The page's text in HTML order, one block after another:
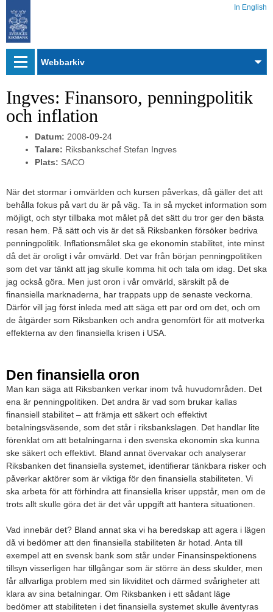
In English
Webbarkiv
Ingves: Finansoro, penningpolitik
och inflation
Datum: 2008-09-24
Talare: Riksbankschef Stefan Ingves
Plats: SACO
När det stormar i omvärlden och kursen påverkas, då gäller det att
behålla fokus på vart du är på väg. Ta in så mycket information som
möjligt, och styr tillbaka mot målet på det sätt du tror ger den bästa
resan hem. På sätt och vis är det så Riksbanken försöker bedriva
penningpolitik. Inflationsmålet ska ge ekonomin stabilitet, inte minst
då det är oroligt i vår omvärld. Det var från början penningpolitiken
som det var tänkt att jag skulle komma hit och tala om idag. Det ska
jag också göra. Men just oron i vår omvärld, särskilt på de
finansiella marknaderna, har trappats upp de senaste veckorna.
Därför vill jag först inleda med att säga ett par ord om det, och om
de åtgärder som Riksbanken och andra genomfört för att motverka
effekterna av den finansiella krisen i USA.
Den finansiella oron
Man kan säga att Riksbanken verkar inom två huvudområden. Det
ena är penningpolitiken. Det andra är vad som brukar kallas
finansiell stabilitet – att främja ett säkert och effektivt
betalningsväsende, som det står i riksbankslagen. Det handlar lite
förenklat om att betalningarna i den svenska ekonomin ska kunna
ske säkert och effektivt. Bland annat övervakar och analyserar
Riksbanken det finansiella systemet, identifierar tänkbara risker och
påverkar aktörer som är viktiga för den finansiella stabiliteten. Vi
ska arbeta för att förhindra att finansiella kriser uppstår, men om de
trots allt skulle göra det är det vår uppgift att hantera situationen.
Vad innebär det? Bland annat ska vi ha beredskap att agera i lägen
då vi bedömer att den finansiella stabiliteten är hotad. Anta till
exempel att en svensk bank som står under Finansinspektionens
tillsyn visserligen har tillgångar som är större än dess skulder, men
får allvarliga problem med sin likviditet och därmed svårigheter att
klara av sina betalningar. Om Riksbanken i ett sådant läge
bedömer att stabiliteten i det finansiella systemet skulle äventyras